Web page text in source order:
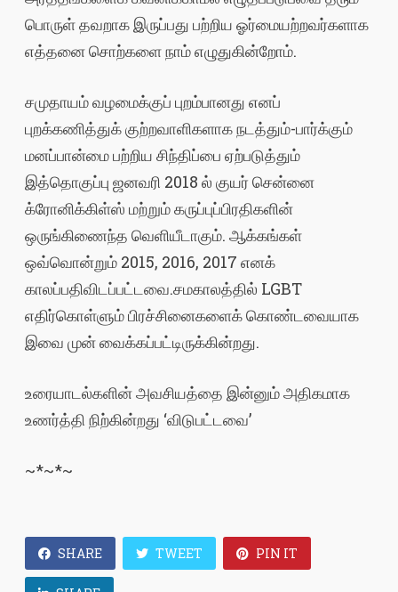
பொருள் தவறாக இருப்பது பற்றிய ஓர்மையற்றவர்களாக
எத்தனை சொற்களை நாம் எழுதுகின்றோம்.
சமுதாயம் வழமைக்குப் புறம்பானது எனப்
புறக்கணித்துக் குற்றவாளிகளாக நடத்தும்-பார்க்கும்
மனப்பான்மை பற்றிய சிந்திப்பை ஏற்படுத்தும்
இத்தொகுப்பு ஜனவரி 2018 ல் குயர் சென்னை
க்ரோனிக்கிள்ஸ் மற்றும் கருப்புப்பிரதிகளின்
ஒருங்கிணைந்த வெளியீடாகும். ஆக்கங்கள்
ஒவ்வொன்றும் 2015, 2016, 2017 எனக்
காலப்பதிவிடப்பட்டவை.சமகாலத்தில் LGBT
எதிர்கொள்ளும் பிரச்சினைகளைக் கொண்டவையாக
இவை முன் வைக்கப்பட்டிருக்கின்றது.
உரையாடல்களின் அவசியத்தை இன்னும் அதிகமாக
உணர்த்தி நிற்கின்றது ‘விடுபட்டவை’
​​~*~*~
SHARE TWEET PIN IT